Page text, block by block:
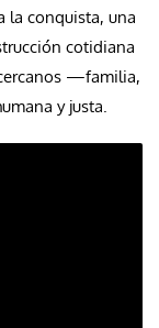
la conquista, una
cotidiana
—familia,
y justa.